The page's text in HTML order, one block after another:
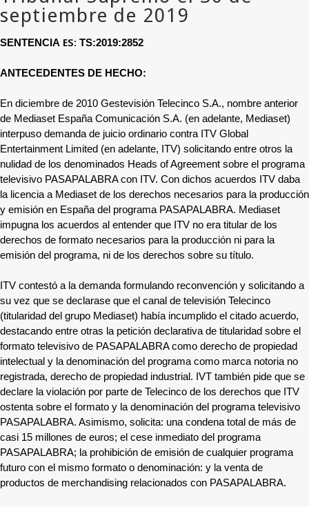
SENTENCIA ES: TS:2019:2852
ANTECEDENTES DE HECHO:
En diciembre de 2010 Gestevisión Telecinco S.A., nombre anterior
de Mediaset España Comunicación S.A. (en adelante, Mediaset)
interpuso demanda de juicio ordinario contra ITV Global
Entertainment Limited (en adelante, ITV) solicitando entre otros la
nulidad de los denominados Heads of Agreement sobre el programa
televisivo PASAPALABRA con ITV. Con dichos acuerdos ITV daba
la licencia a Mediaset de los derechos necesarios para la producción
y emisión en España del programa PASAPALABRA. Mediaset
impugna los acuerdos al entender que ITV no era titular de los
derechos de formato necesarios para la producción ni para la
emisión del programa, ni de los derechos sobre su título.
ITV contestó a la demanda formulando reconvención y solicitando a
su vez que se declarase que el canal de televisión Telecinco
(titularidad del grupo Mediaset) había incumplido el citado acuerdo,
destacando entre otras la petición declarativa de titularidad sobre el
formato televisivo de PASAPALABRA como derecho de propiedad
intelectual y la denominación del programa como marca notoria no
registrada, derecho de propiedad industrial. IVT también pide que se
declare la violación por parte de Telecinco de los derechos que ITV
ostenta sobre el formato y la denominación del programa televisivo
PASAPALABRA. Asimismo, solicita: una condena total de más de
casi 15 millones de euros; el cese inmediato del programa
PASAPALABRA; la prohibición de emisión de cualquier programa
futuro con el mismo formato o denominación: y la venta de
productos de merchandising relacionados con PASAPALABRA.